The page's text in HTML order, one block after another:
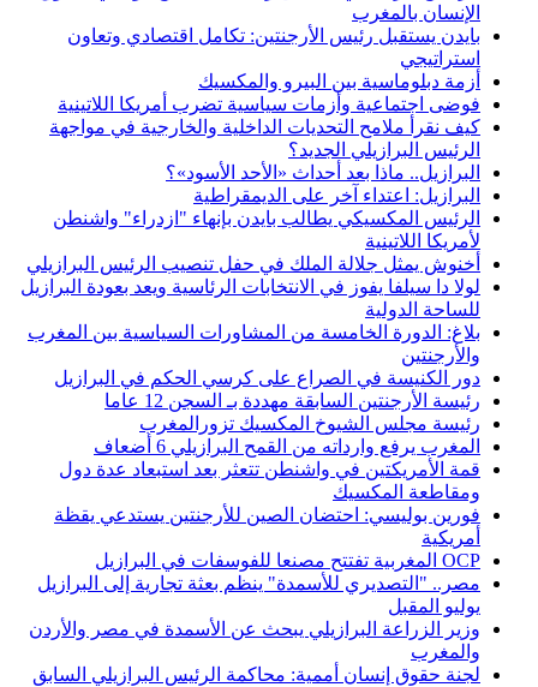
الإنسان بالمغرب
بايدن يستقبل رئيس الأرجنتين: تكامل اقتصادي وتعاون
استراتيجي
أزمة دبلوماسية بين البيرو والمكسيك
فوضى اجتماعية وأزمات سياسية تضرب أمريكا اللاتينية
كيف نقرأ ملامح التحديات الداخلية والخارجية في مواجهة
الرئيس البرازيلي الجديد؟
البرازيل.. ماذا بعد أحداث «الأحد الأسود»؟
البرازيل: اعتداء آخر على الديمقراطية
الرئيس المكسيكي يطالب بايدن بإنهاء "ازدراء" واشنطن
لأمريكا اللاتينية
أخنوش يمثل جلالة الملك في حفل تنصيب الرئيس البرازيلي
لولا دا سيلفا يفوز في الانتخابات الرئاسية ويعد بعودة البرازيل
للساحة الدولية
بلاغ: الدورة الخامسة من المشاورات السياسية بين المغرب
والأرجنتين
دور الكنيسة في الصراع على كرسي الحكم في البرازيل
رئيسة الأرجنتين السابقة مهددة بـ السجن 12 عاما
رئيسة مجلس الشيوخ المكسيك تزورالمغرب
المغرب يرفع وارداته من القمح البرازيلي 6 أضعاف
قمة الأمريكتين في واشنطن تتعثر بعد استبعاد عدة دول
ومقاطعة المكسيك
فورين بوليسي: احتضان الصين للأرجنتين يستدعي يقظة
أمريكية
OCP المغربية تفتتح مصنعا للفوسفات في البرازيل
مصر.. "التصديري للأسمدة" ينظم بعثة تجارية إلى البرازيل
يوليو المقبل
وزير الزراعة البرازيلي يبحث عن الأسمدة في مصر والأردن
والمغرب
لجنة حقوق إنسان أممية: محاكمة الرئيس البرازيلي السابق